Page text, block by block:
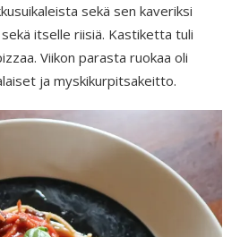
sekä sen kaveriksi
itselle riisiä. Kastiketta tuli
Viikon parasta ruokaa oli
ja myskikurpitsakeitto.